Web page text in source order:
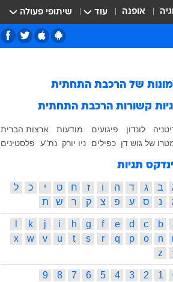
אופנה עוד שיתופי פעולה
של הרכבת התחתית
קשורות הרכבת התחתית
לונדון פיגועים מודעות
ארצות הברית
של גוש דן כפילים ניו יורק נת"ע פלסטינים
תגיות
ב ג ד ה ו ז ח ט י כ
ל
נ ס ע פ צ ק ר ש ת
b
c
d
e
f
g
h
i
j
k
n
o
p
q
r
s
t
u
v
w
x
z
1
2
3
4
5
6
7
8
9